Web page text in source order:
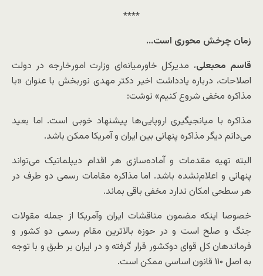
****
زمان چرخش محوری است…
قاسم محبعلی، مدیرکل خاورمیانه‌ای وزارت امورخارجه در دولت
اصلاحات، درباره یادداشت اخیر دکتر مهدی نوربخش با عنوان «با
مذاکره مخفی شروع کنیم» نوشت:
مذاکره با میانجیگیری اروپایی‌ها پیشنهاد خوبی است. اما بعید
می‌دانم دیگر مذاکره پنهانی بین ایران و آمریکا ممکن باشد.
البته تهیه مقدمات و آماده‌سازی هر اقدام دیپلماتیک می‌تواند
پنهانی و اعلام‌نشده باشد. اما مذاکره مقامات رسمی دو طرف در
هر سطحی امکان ندارد مخفی باقی بماند.
خصوصا اینکه مضمون مناقشات ایران وآمریکا از جمله مقولات
جنگ و صلح است و در حوزه بالاترین مقام رسمی دو کشور و
فرماندهان کل قوای دوکشور قرار گرفته و در ایران بر طبق و با توجه
به اصل ۱۱۰ قانون اساسی ممکن است.